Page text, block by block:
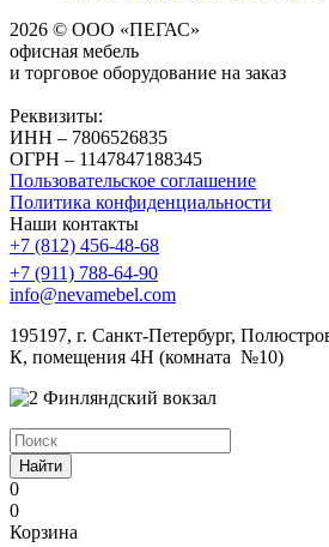
2026 © ООО «ПЕГАС»
офисная мебель
и торговое оборудование на заказ
Реквизиты:
ИНН – 7806526835
ОГРН – 1147847188345
Пользовательское соглашение
Политика конфиденциальности
Наши контакты
+7 (812) 456-48-68
+7 (911) 788-64-90
info@nevamebel.com
195197, г. Санкт-Петербург,
К, помещения 4Н (комната №10)
Финляндский вокзал
Найти
0
0
Корзина